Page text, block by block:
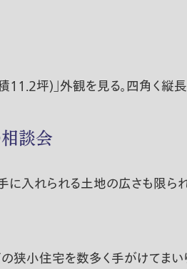
11.2坪)」外観を見る。四角く
談会
入れられる土地の広さも限ら
小住宅を数多く手がけてまい